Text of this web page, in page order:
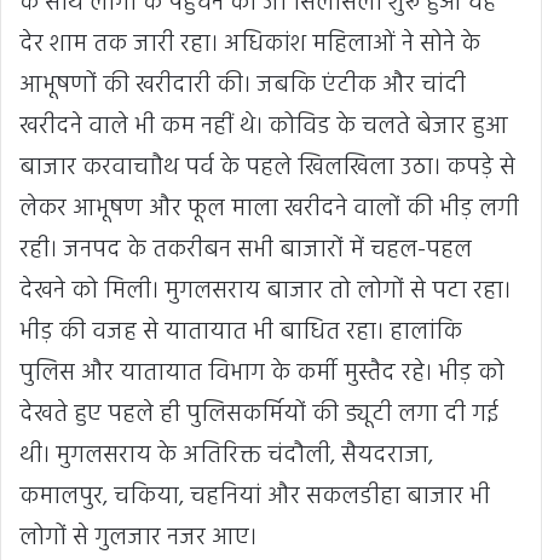
देर शाम तक जारी रहा। अधिकांश महिलाओं ने सोने के
आभूषणों की खरीदारी की। जबकि एंटीक और चांदी
खरीदने वाले भी कम नहीं थे। कोविड के चलते बेजार हुआ
बाजार करवाचाौथ पर्व के पहले खिलखिला उठा। कपड़े से
लेकर आभूषण और फूल माला खरीदने वालों की भीड़ लगी
रही। जनपद के तकरीबन सभी बाजारों में चहल-पहल
देखने को मिली। मुगलसराय बाजार तो लोगों से पटा रहा।
भीड़ की वजह से यातायात भी बाधित रहा। हालांकि
पुलिस और यातायात विभाग के कर्मी मुस्तैद रहे। भीड़ को
देखते हुए पहले ही पुलिसकर्मियों की ड्यूटी लगा दी गई
थी। मुगलसराय के अतिरिक्त चंदौली, सैयदराजा,
कमालपुर, चकिया, चहनियां और सकलडीहा बाजार भी
लोगों से गुलजार नजर आए।